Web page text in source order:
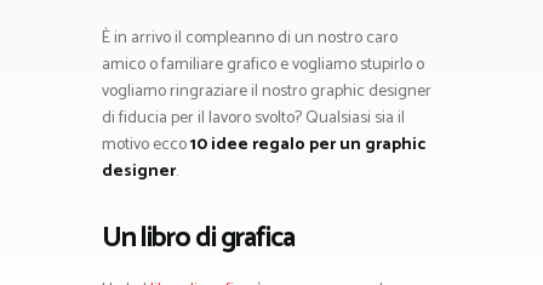
È in arrivo il compleanno di un nostro caro
amico o familiare grafico e vogliamo stupirlo o
vogliamo ringraziare il nostro graphic designer
di fiducia per il lavoro svolto? Qualsiasi sia il
motivo ecco10 idee regalo per un graphic
designer.
Un libro di grafica